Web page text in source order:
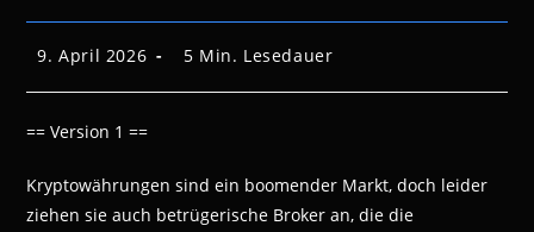
Beitrag
9. April 2026 Lesedauer:
5 Min. Lesedauer
== Version 1 ==
Kryptowährungen sind ein boomender Markt, doch leider
ziehen sie auch betrügerische Broker an, die die